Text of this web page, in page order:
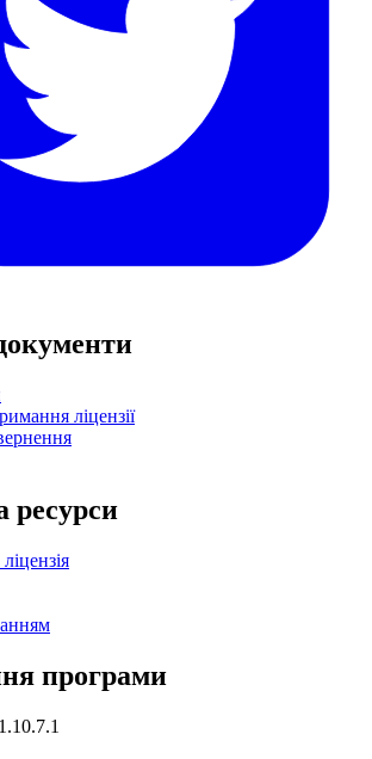
ліцензії
ресурси
програми